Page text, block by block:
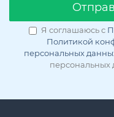
Я соглашаюсь с
Политикой
персональных
персональных